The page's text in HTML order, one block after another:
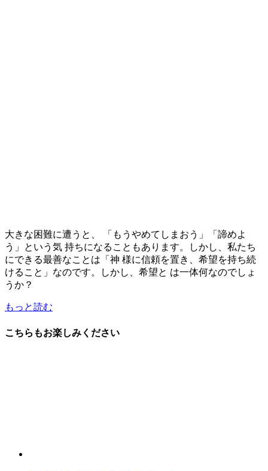
大きな困難に遭うと、 「もうやめてしまおう」「諦めよ
う」という気 持ちになることもあります。しかし、私たち
にできる最善なことは「神 様に信頼を置き、希望を持ち続
けること」なのです。しかし、希望と は一体何なのでしょ
うか？
もっと読む
こちらもお楽しみください